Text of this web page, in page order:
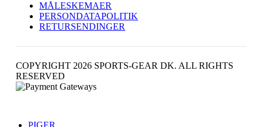
MÅLESKEMAER
PERSONDATAPOLITIK
RETURSENDINGER
COPYRIGHT 2026 SPORTS-GEAR DK. ALL RIGHTS
RESERVED
PIGER